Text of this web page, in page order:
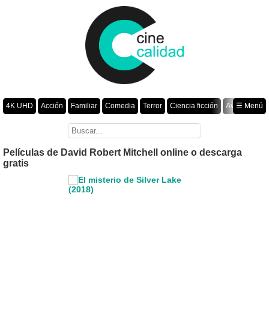
4K UHD Acción Familiar Comedia Terror Ciencia ficción
Aventura
Romance Fantasía Drama Animación Crimen
☰ Menú
Películas de David Robert Mitchell online o descarga
gratis